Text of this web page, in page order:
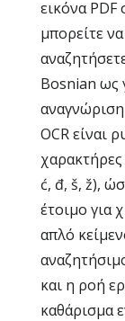
εικόνα
μπορείτε
Bosnian ως
OCR είναι
χαρακτήρες
ć, đ, š, ž),
έτοιμο για
απλό
και η ροή
καθάρισμα